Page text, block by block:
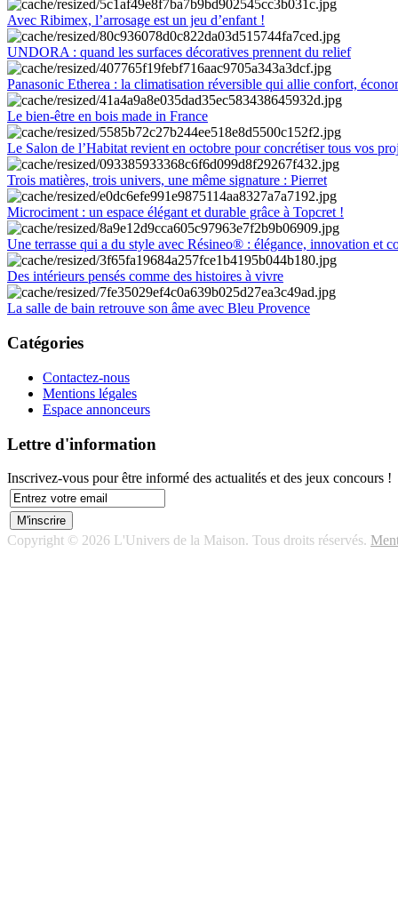
Avec Ribimex, l’arrosage est un jeu d’enfant !
UNDORA : quand les surfaces décoratives prennent du relief
Panasonic Etherea : la climatisation réversible qui allie confort,
Le bien-être en bois made in France
Le Salon de l’Habitat revient en octobre pour concrétiser tous vos
Trois matières, trois univers, une même signature : Pierret
Microciment : un espace élégant et durable grâce à Topcret !
Une terrasse qui a du style avec Résineo® : élégance, innovation et
Des intérieurs pensés comme des histoires à vivre
La salle de bain retrouve son âme avec Bleu Provence
Catégories
Contactez-nous
Mentions légales
Espace annonceurs
Lettre d'information
Inscrivez-vous pour être informé des actualités et des jeux concours !
Copyright © 2026 L'Univers de la Maison. Tous droits réservés.